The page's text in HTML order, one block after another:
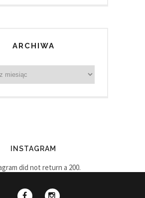
ARCHIWA
INSTAGRAM
did not return a 200.